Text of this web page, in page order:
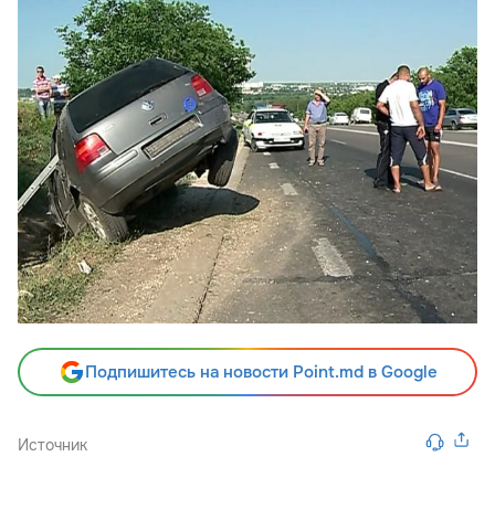
Подпишитесь на новости Point.md в Google
Источник